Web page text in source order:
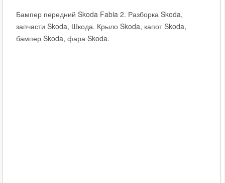
Бампер передний Skoda Fabia 2. Разборка Skoda,
запчасти Skoda, Шкода. Крыло Skoda, капот Skoda,
бампер Skoda, фара Skoda.